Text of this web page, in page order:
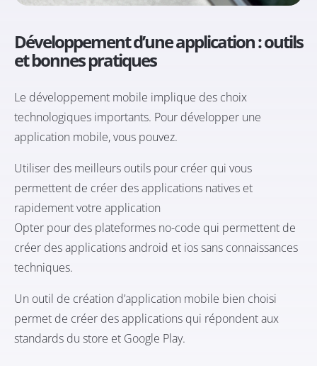
Développement d’une application : outils
et bonnes pratiques
Le développement mobile implique des choix
technologiques importants. Pour développer une
application mobile, vous pouvez.
Utiliser des meilleurs outils pour créer qui vous
permettent de créer des applications natives et
rapidement votre application
Opter pour des plateformes no-code qui permettent de
créer des applications android et ios sans connaissances
techniques.
Un outil de création d’application mobile bien choisi
permet de créer des applications qui répondent aux
standards du store et Google Play.